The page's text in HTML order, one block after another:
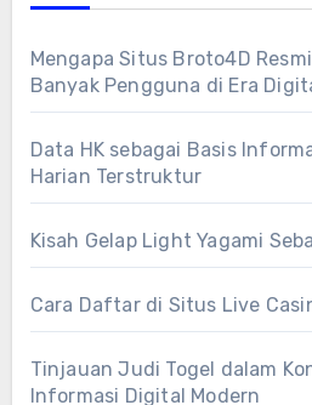
Mengapa Situs Broto4D
Banyak Pengguna di Era
Data HK sebagai Basis
Harian Terstruktur
Kisah Gelap Light Yagami
Cara Daftar di Situs Live
Tinjauan Judi Togel dalam
Informasi Digital Modern